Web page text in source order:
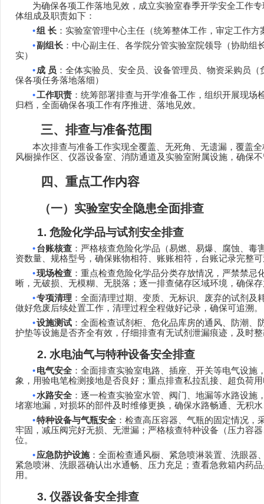
为确保各项工作落地见效，成立实验室春季开学安全工作
体组成及职责如下：
•组 长 ：实验室管理中心主任（统筹整体工作，审定工作
•副组长 ：中心副主任、各学院分管实验室院领导 （协助
实）
•成 员 ：全体实验员、安全员、设备管理员、物资采购员
保各项任务落地落细）
•工作职责 ：统筹部署排查与开学准备工作，组织开展现
归档，全面确保各项工作有序推进、落地见效。
三、排查与准备范围
本次排查与准备工作实现全覆盖、无死角、无遗漏，覆盖
风橱操作区、仪器设备室、消防通道及实验室附属设施，确保
四、重点工作内容
（一）实验室安全隐患全面排查
1.危险化学品与试剂安全排查
•台账核查 ：严格核查危险化学品（易燃、易爆、腐蚀、
资数量、规格型号，确保账物相符、账账相符，台账记录完整
•现场检查 ：重点检查危险化学品分类存放情况，严禁禁
晰，无破损、无模糊、无脱落；逐一排查储存区域环境，确保
•专项清理 ：全面清理过期、变质、无标识、废弃的试剂
做好危废后续处置工作，清理过程全程做好记录，确保可追溯。
•设施测试 ：全面检查试剂柜、危化品库房的通风、防潮
护垫等设施是否齐全有效，仔细排查有无试剂泄漏痕迹，及时
2. 水电油气与特种设备安全排查
•电气安全 ：全面排查实验室电路、插座、开关等电气设
象，用验电笔检测接地是否良好；重点排查私拉乱接、超负荷
•水路安全 ：逐一检查实验室水管、阀门、地漏等水路设
堵塞地漏，对损坏的部件及时维修更换，确保水路畅通、无积
•特种设备与气瓶安全 ：检查高压容器、气瓶的固定情况
牢固，减压阀完好无损、无泄漏；严格核查特种设备（压力容
位。
•应急防护设施：全面检查通风橱、紧急喷淋装置、洗眼器
紧急喷淋、洗眼器确认出水通畅、压力充足；查看急救箱内药
用。
3.仪器设备安全排查